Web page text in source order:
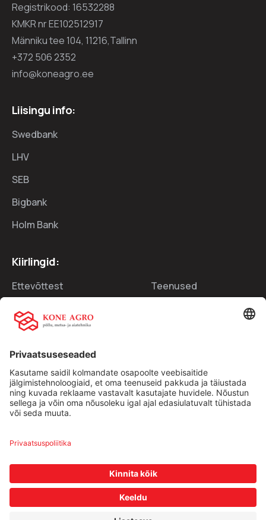
Registrikood: 16532288
KMKR nr EE102512917
Männiku tee 104, 11216,Tallinn
+372 506 2352
info@koneagro.ee
Liisingu info:
Swedbank
LHV
SEB
Bigbank
Holm Bank
Kiirlingid:
Ettevõttest
Traktorid
Kasutatud tehnika
Teenused
Facebook Instagram